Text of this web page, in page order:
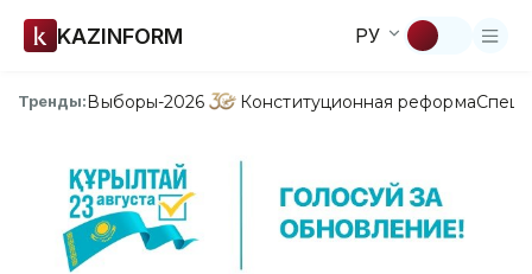
KAZINFORM РУ
Тренды:Выборы-2026 Конституционная реформа